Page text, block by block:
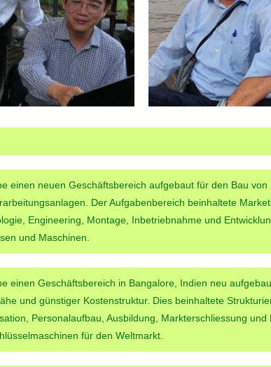
einen neuen Geschäftsbereich aufgebaut für den Bau von
Der Aufgabenbereich beinhaltete
Engineering, Montage, Inbetriebnahme und
und Maschinen.
einen Geschäftsbereich in Bangalore, Indien neu
und günstiger Kostenstruktur. Dies beinhaltete
Personalaufbau, Ausbildung, Markterschliessung und
für den Weltmarkt.